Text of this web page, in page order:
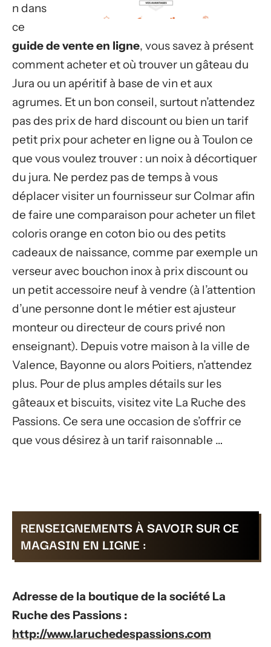
n dans
ce
guide de vente en ligne, vous savez à présent
comment acheter et où trouver un gâteau du
Jura ou un apéritif à base de vin et aux
agrumes. Et un bon conseil, surtout n’attendez
pas des prix de hard discount ou bien un tarif
petit prix pour acheter en ligne ou à Toulon ce
que vous voulez trouver : un noix à décortiquer
du jura. Ne perdez pas de temps à vous
déplacer visiter un fournisseur sur Colmar afin
de faire une comparaison pour acheter un filet
coloris orange en coton bio ou des petits
cadeaux de naissance, comme par exemple un
verseur avec bouchon inox à prix discount ou
un petit accessoire neuf à vendre (à l’attention
d’une personne dont le métier est ajusteur
monteur ou directeur de cours privé non
enseignant). Depuis votre maison à la ville de
Valence, Bayonne ou alors Poitiers, n’attendez
plus. Pour de plus amples détails sur les
gâteaux et biscuits, visitez vite La Ruche des
Passions. Ce sera une occasion de s’offrir ce
que vous désirez à un tarif raisonnable …
RENSEIGNEMENTS À SAVOIR SUR CE
MAGASIN EN LIGNE :
Adresse de la boutique de la société La
Ruche des Passions :
http://www.laruchedespassions.com